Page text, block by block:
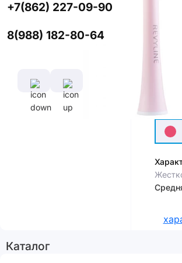
+7(862) 227-09-90
8(988) 182-80-64
Каталог
Цвет